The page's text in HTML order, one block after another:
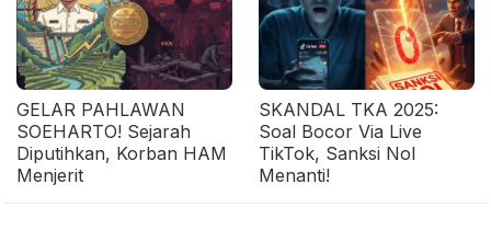
GELAR PAHLAWAN
SOEHARTO! Sejarah
Diputihkan, Korban HAM
Menjerit
SKANDAL TKA 2025:
Soal Bocor Via Live
TikTok, Sanksi Nol
Menanti!